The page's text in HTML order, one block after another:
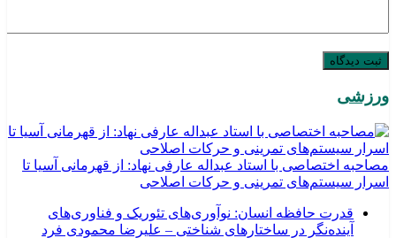
ورزشی
مصاحبه اختصاصی با استاد عبداله عارفی نهاد: از قهرمانی آسیا تا
اسرار سیستم‌های تمرینی و حرکات اصلاحی
قدرت حافظه انسان: نوآوری‌های تئوریک و فناوری‌های
آینده‌نگر در ساختارهای شناختی – علیرضا محمودی فرد